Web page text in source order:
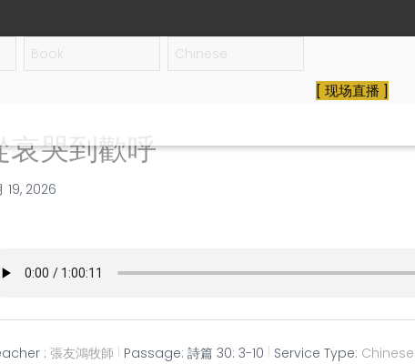
[ 现场直播 ]
哀哭到歡呼
19, 2026
: 張友鴻牧師 Passage: 詩篇 30: 3-10 Service Type: Chinese